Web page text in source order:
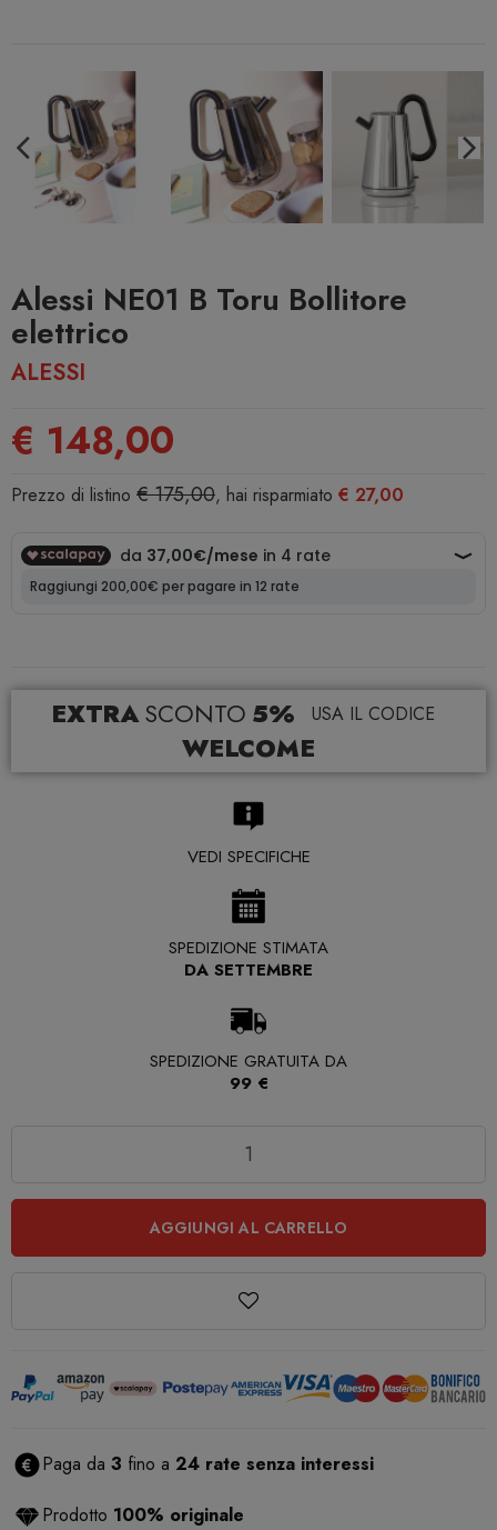
Alessi NE01 B Toru Bollitore
elettrico
ALESSI
€ 148,00
Prezzo di listino € 175,00, hai risparmiato € 27,00
EXTRASCONTO 5% USA IL CODICE
WELCOME
VEDI SPECIFICHE
SPEDIZIONE STIMATA
DA SETTEMBRE
SPEDIZIONE GRATUITA DA
99 €
AGGIUNGI AL CARRELLO
Paga da 3 fino a 24 rate senza interessi
Prodotto 100% originale